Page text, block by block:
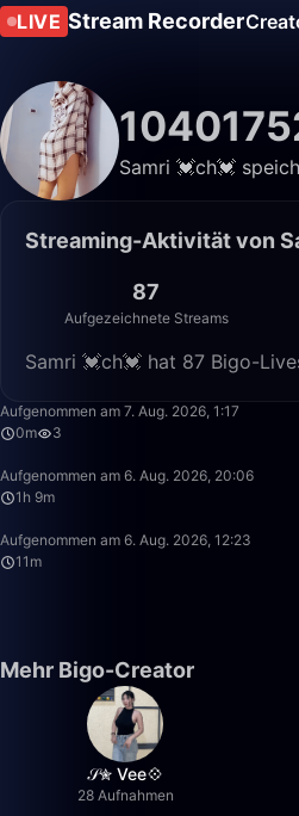
LIVE Stream Recorder
Samri 💓ch💓
Streaming-Aktivität von
87
Aufgezeichnete Streams
Samri 💓ch💓 hat 87 Bigo-
Aufgenommen am 7. Aug. 2026, 1:17
0m
3
Aufgenommen am 6. Aug. 2026, 20:06
1h 9m
Aufgenommen am 6. Aug. 2026, 12:23
11m
Mehr Bigo-Creator
𝒮✮ Vee💠
28 Aufnahmen